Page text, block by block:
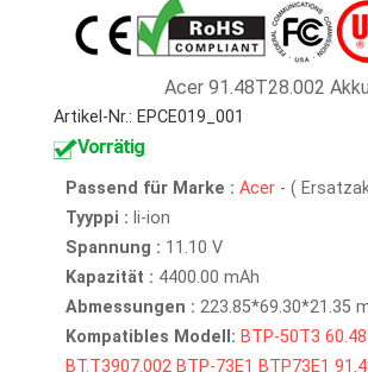
Acer 91.48T28.002 Akku
Artikel-Nr.: EPCE019_001
Vorrätig
Passend für Marke : Acer - (
Tyyppi : li-ion
Spannung : 11.10 V
Kapazität : 4400.00 mAh
Abmessungen : 223.85*69.30*21.35
Kompatibles Modell: BTP-50T3
BT.T3907.002 BTP-73E1 BTP73E1